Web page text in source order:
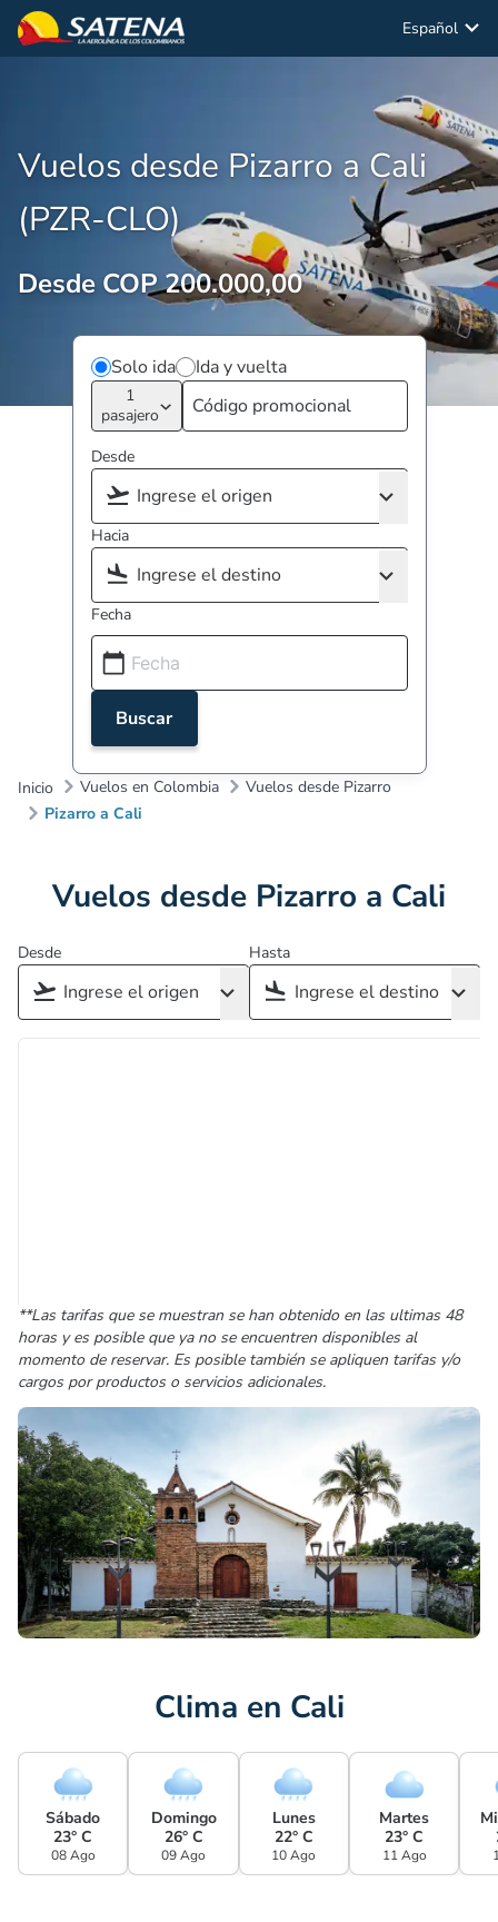
Español
Vuelos desde Pizarro a Cali
(PZR-CLO)
Desde COP 200.000,00
Solo ida Ida y vuelta
1
pasajero
Desde
Hacia
Fecha
Buscar
Inicio Vuelos en Colombia
Vuelos desde Pizarro
Pizarro a Cali
Vuelos desde Pizarro a Cali
Desde Hasta
**Las tarifas que se muestran se han obtenido en las ultimas 48
horas y es posible que ya no se encuentren disponibles al
momento de reservar. Es posible también se apliquen tarifas y/o
cargos por productos o servicios adicionales.
Clima en Cali
Sábado
23° C
08 Ago
Domingo
26° C
09 Ago
Lunes
22° C
10 Ago
Martes
23° C
11 Ago